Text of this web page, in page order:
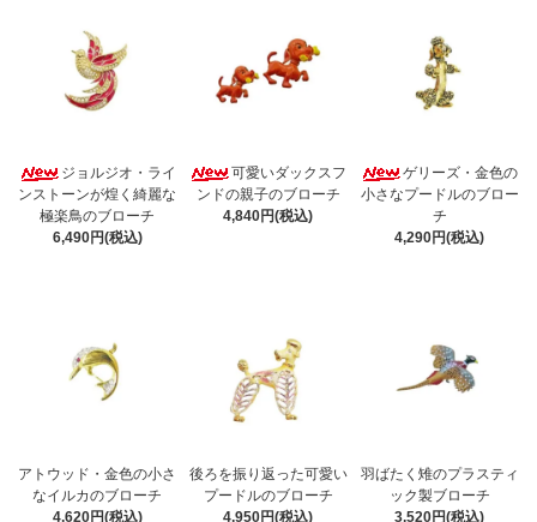
ジョルジオ・ライ
ンストーンが煌く綺麗な
極楽鳥のブローチ
6,490円(税込)
可愛いダックスフ
ンドの親子のブローチ
4,840円(税込)
ゲリーズ・金色の
小さなプードルのブロー
チ
4,290円(税込)
アトウッド・金色の小さ
なイルカのブローチ
4,620円(税込)
後ろを振り返った可愛い
プードルのブローチ
4,950円(税込)
羽ばたく雉のプラスティ
ック製ブローチ
3,520円(税込)